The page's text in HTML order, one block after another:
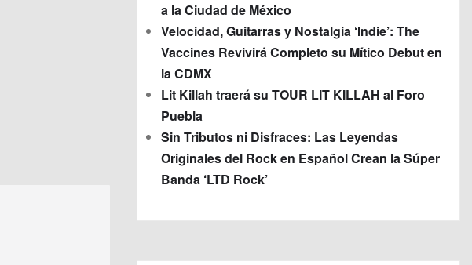
a la Ciudad de México
Velocidad, Guitarras y Nostalgia ‘Indie’: The
Vaccines Revivirá Completo su Mítico Debut en
la CDMX
Lit Killah traerá su TOUR LIT KILLAH al Foro
Puebla
Sin Tributos ni Disfraces: Las Leyendas
Originales del Rock en Español Crean la Súper
Banda ‘LTD Rock’